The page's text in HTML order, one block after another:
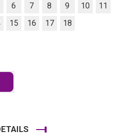
6 7 8 9 10
11
15 16 17 18